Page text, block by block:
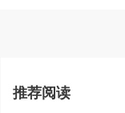
推荐阅读